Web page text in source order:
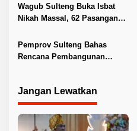
Wagub Sulteng Buka Isbat
Nikah Massal, 62 Pasangan
Pemprov Sulteng Bahas
Rencana Pembangunan
Jangan Lewatkan